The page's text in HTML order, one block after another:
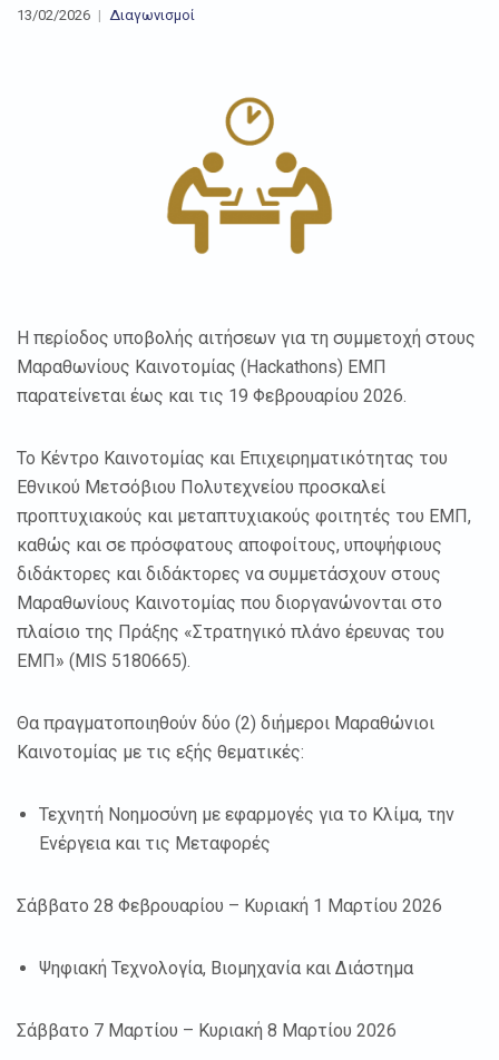
13/02/2026 Διαγωνισμοί
H περίοδος υποβολής αιτήσεων για τη συμμετοχή στους
Μαραθωνίους Καινοτομίας (Hackathons) ΕΜΠ
παρατείνεται έως και τις 19 Φεβρουαρίου 2026.
Το Κέντρο Καινοτομίας και Επιχειρηματικότητας του
Εθνικού Μετσόβιου Πολυτεχνείου προσκαλεί
προπτυχιακούς και μεταπτυχιακούς φοιτητές του ΕΜΠ,
καθώς και σε πρόσφατους αποφοίτους, υποψήφιους
διδάκτορες και διδάκτορες να συμμετάσχουν στους
Μαραθωνίους Καινοτομίας που διοργανώνονται στο
πλαίσιο της Πράξης «Στρατηγικό πλάνο έρευνας του
ΕΜΠ» (MIS 5180665).
Θα πραγματοποιηθούν δύο (2) διήμεροι Μαραθώνιοι
Καινοτομίας με τις εξής θεματικές:
Τεχνητή Νοημοσύνη με εφαρμογές για το Κλίμα, την
Ενέργεια και τις Μεταφορές
Σάββατο 28 Φεβρουαρίου – Κυριακή 1 Μαρτίου 2026
Ψηφιακή Τεχνολογία, Βιομηχανία και Διάστημα
Σάββατο 7 Μαρτίου – Κυριακή 8 Μαρτίου 2026